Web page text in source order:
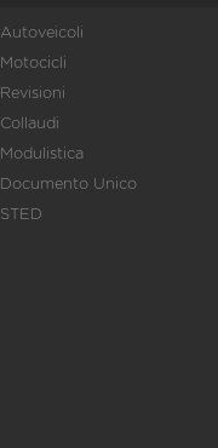
Autoveicoli
Motocicli
Revisioni
Collaudi
Modulistica
Documento Unico
STED